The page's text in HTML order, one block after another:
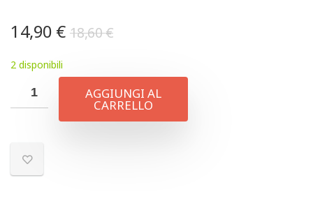
18,60€
14,90 €
2 disponibili
AGGIUNGI AL
CARRELLO